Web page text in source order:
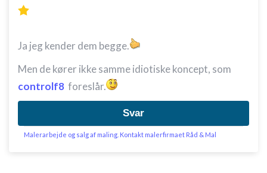
Nødvendig
Annoncering / marketing
Ja jeg kender dem begge.
Men de kører ikke samme idiotiske koncept, som
controlf8 foreslår.
Svar
Malerarbejde og salg af maling. Kontakt malerfirmaet Råd & Mal